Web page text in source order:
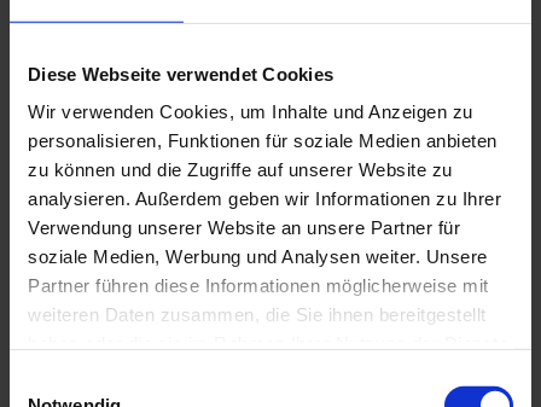
Diese Webseite verwendet Cookies
Wir verwenden Cookies, um Inhalte und Anzeigen zu
personalisieren, Funktionen für soziale Medien anbieten
zu können und die Zugriffe auf unserer Website zu
analysieren. Außerdem geben wir Informationen zu Ihrer
Verwendung unserer Website an unsere Partner für
soziale Medien, Werbung und Analysen weiter. Unsere
Partner führen diese Informationen möglicherweise mit
weiteren Daten zusammen, die Sie ihnen bereitgestellt
7.2 Rechtsgrundlage für die Datenverarbeitung
Rechtsgrundlage für die Verarbeitung Ihrer
Einwilligung des Nutzers Art. 6 Abs. 1 lit. a EU-DSGVO.
7.3 Zweck der Datenverareitung
Im Rahmen von Buchungen werden die von Ihnen
mitgeteilten Daten auch zur Buchungsabwicklung
verwendet. Zu diesem Zweck erfolgt, soweit erforderlich,
eine Weitergabe Ihrer Daten an andere Unternehmen, z. B.
an die von Ihnen gebuchte Unterkunft. Diese Unternehmen